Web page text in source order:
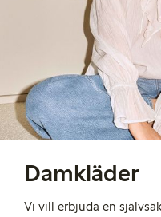
Damkläder
Vi vill erbjuda en